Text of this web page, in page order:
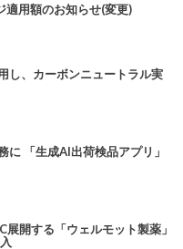
用額のお知らせ(変更)
し、カーボンニュートラル実
「生成AI出荷検品アプリ」
開する「ウェルモット製薬」